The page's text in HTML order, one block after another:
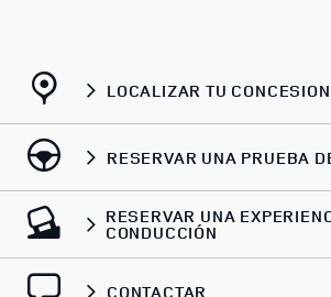
LOCALIZAR TU
RESERVAR UNA PRUEBA
RESERVAR UNA
CONDUCCIÓN
CONTACTAR